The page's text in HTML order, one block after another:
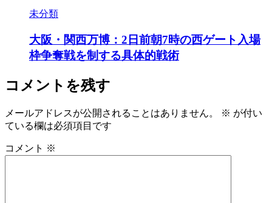
未分類
大阪・関西万博：2日前朝7時の西ゲート入場
枠争奪戦を制する具体的戦術
コメントを残す
メールアドレスが公開されることはありません。 ※ が付い
ている欄は必須項目です
コメント ※